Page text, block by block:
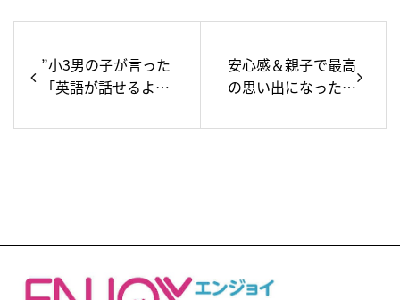
”小3男の子が言った
「英語が話せるよう
とは？
安心感＆親子で最高
の思い出になった親